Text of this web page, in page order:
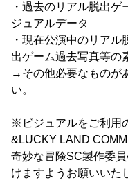
・過去のリアル脱
ジュアルデータ
・現在公演中のリ
出ゲーム過去写真等の
→その他必要なものが
い。
※ビジュアルをご利用
&LUCKY LAND
奇妙な冒険SC製作委
けますようお願いいた